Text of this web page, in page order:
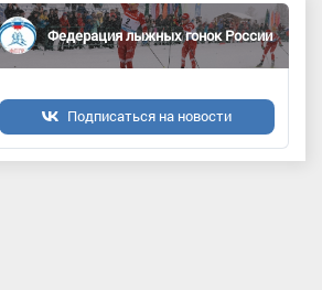
Федерация лыжных гонок России
Подписаться на новости